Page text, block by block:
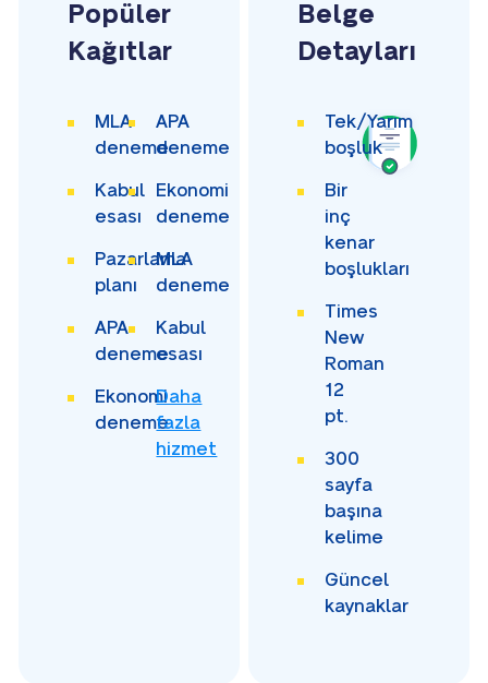
Popüler
Kağıtlar
MLA
deneme
APA
deneme
Kabul
esası
Ekonomi
deneme
Pazarlama
planı
MLA
deneme
APA
deneme
Kabul
esası
Ekonomi
deneme
Daha
fazla
hizmet
Belge
Detayları
Tek/Yarım
boşluk
Bir
inç
kenar
boşlukları
Times
New
Roman
12
pt.
300
sayfa
başına
kelime
Güncel
kaynaklar